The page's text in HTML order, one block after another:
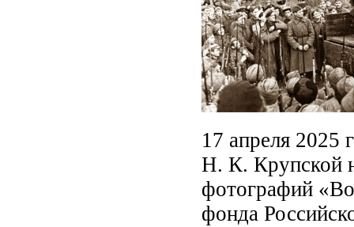
17 апреля 2025
Н. К. Крупской
фотографий
фонда